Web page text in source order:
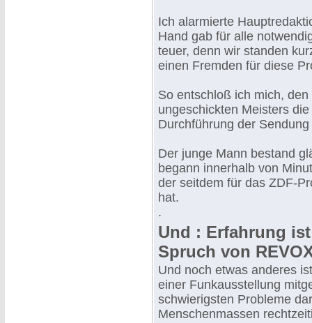
Ich alarmierte
Hand gab für alle
teuer, denn wir standen
einen Fremden für diese
So entschloß ich mich,
ungeschickten Meisters
Durchführung der
Der junge Mann bestand
begann innerhalb von
der seitdem für das ZDF-
hat.
.
Und : Erfahrung
Spruch von
Und noch etwas anderes
einer Funkausstellung
schwierigsten Probleme
Menschenmassen